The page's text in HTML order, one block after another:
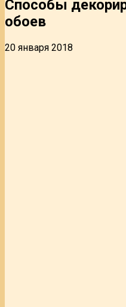
Способы
обоев
20 января 2018